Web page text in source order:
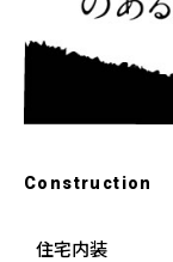
Construction
住宅内装